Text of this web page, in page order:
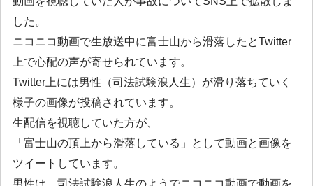
した。
ニコニコ動画で生放送中に富士山から滑落したとTwitter
上で心配の声が寄せられています。
Twitter上には男性（司法試験浪人生）が滑り落ちていく
様子の画像が投稿されています。
生配信を視聴していた方が、
「富士山の頂上から滑落している」として動画と画像を
ツイートしています。
男性は、司法試験浪人生のようでニコニコ動画で動画を